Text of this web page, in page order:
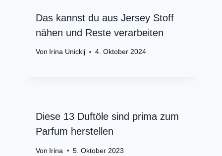
Das kannst du aus Jersey Stoff
nähen und Reste verarbeiten
Von Irina Unickij 4. Oktober 2024
Diese 13 Duftöle sind prima zum
Parfum herstellen
Von Irina 5. Oktober 2023